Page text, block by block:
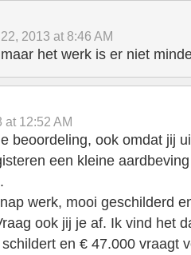
2013 at 8:46 AM
het werk is er niet
at 12:52 AM
beoordeling, ook omdat jij
een kleine
werk, mooi geschilderd
ook jij je af. Ik vind het
en € 47.000 vraagt